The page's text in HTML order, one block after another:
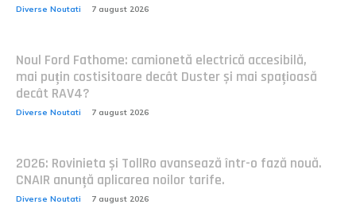
Diverse Noutati 7 august 2026
Noul Ford Fathome: camionetă electrică accesibilă,
mai puțin costisitoare decât Duster și mai spațioasă
decât RAV4?
Diverse Noutati 7 august 2026
2026: Rovinieta și TollRo avansează într-o fază nouă.
CNAIR anunță aplicarea noilor tarife.
Diverse Noutati 7 august 2026